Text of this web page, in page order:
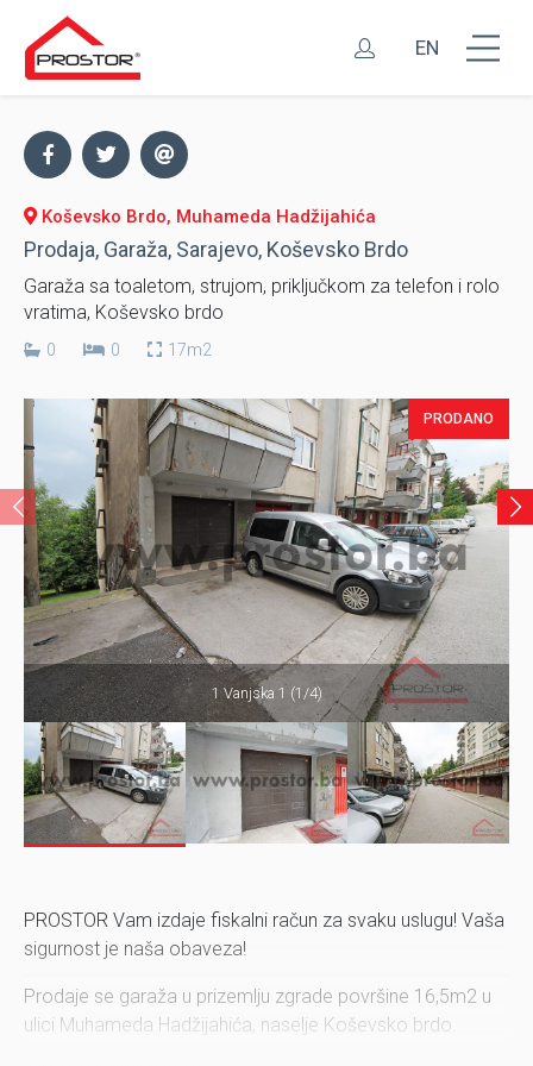
EN
Koševsko Brdo, Muhameda Hadžijahića
Prodaja, Garaža, Sarajevo, Koševsko Brdo
Garaža sa toaletom, strujom, priključkom za telefon i rolo
vratima, Koševsko brdo
0 0 17m2
PRODANO
1 Vanjska 1 (1/4)
PROSTOR Vam izdaje fiskalni račun za svaku uslugu! Vaša
sigurnost je naša obaveza!
Prodaje se garaža u prizemlju zgrade površine 16,5m2 u
ulici Muhameda Hadžijahića, naselje Koševsko brdo.